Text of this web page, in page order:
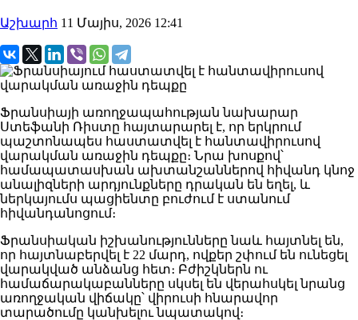
Աշխարհ 11 Մայիս, 2026 12:41
Ֆրանսիայի առողջապահության նախարար
Ստեֆանի Ռիստը հայտարարել է, որ երկրում
պաշտոնապես հաստատվել է հանտավիրուսով
վարակման առաջին դեպքը։ Նրա խոսքով՝
համապատասխան ախտանշաններով հիվանդ կնոջ
անալիզների արդյունքները դրական են եղել, և
ներկայումս պացիենտը բուժում է ստանում
հիվանդանոցում։
Ֆրանսիական իշխանությունները նաև հայտնել են,
որ հայտնաբերվել է 22 մարդ, ովքեր շփում են ունեցել
վարակված անձանց հետ։ Բժիշկներն ու
համաճարակաբանները սկսել են վերահսկել նրանց
առողջական վիճակը՝ վիրուսի հնարավոր
տարածումը կանխելու նպատակով։